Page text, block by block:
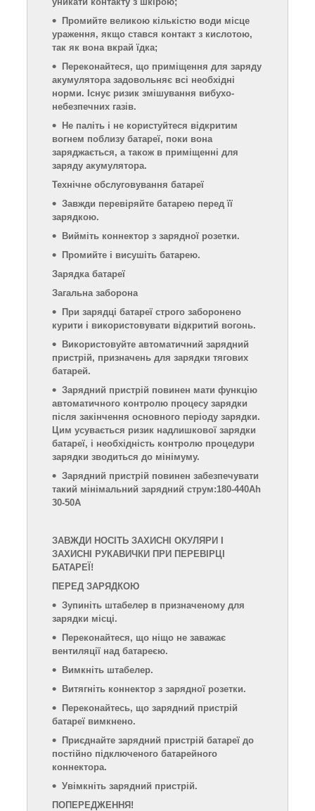
Промийте великою кількістю води місце
ураження, якщо стався контакт з кислотою,
так як вона вкрай їдка;
Переконайтеся, що приміщення для заряду
акумулятора задовольняє всі необхідні
норми. Існує ризик змішування вибухо-
небезпечних газів.
Не паліть і не користуйтеся відкритим
вогнем поблизу батареї, поки вона
заряджається, а також в приміщенні для
заряду акумулятора.
Технічне обслуговування батареї
Завжди перевіряйте батарею перед її
зарядкою.
Вийміть коннектор з зарядної розетки.
Промийте і висушіть батарею.
Зарядка батареї
Загальна заборона
При зарядці батареї строго заборонено
курити і використовувати відкритий вогонь.
Використовуйте автоматичний зарядний
пристрій, призначень для зарядки тягових
батарей.
Зарядний пристрій повинен мати функцію
автоматичного контролю процесу зарядки
після закінчення основного періоду зарядки.
Цим усувається ризик надлишкової зарядки
батареї, і необхідність контролю процедури
зарядки зводиться до мінімуму.
Зарядний пристрій повинен забезпечувати
такий мінімальний зарядний струм:180-440Ah
30-50A
ЗАВЖДИ НОСІТЬ ЗАХИСНІ ОКУЛЯРИ І
ЗАХИСНІ РУКАВИЧКИ ПРИ ПЕРЕВІРЦІ
БАТАРЕЇ!
ПЕРЕД ЗАРЯДКОЮ
Зупиніть штабелер в призначеному для
зарядки місці.
Переконайтеся, що ніщо не заважає
вентиляції над батареєю.
Вимкніть штабелер.
Витягніть коннектор з зарядної розетки.
Переконайтесь, що зарядний пристрій
батареї вимкнено.
Приєднайте зарядний пристрій батареї до
постійно підключеного батарейного
коннектора.
Увімкніть зарядний пристрій.
ПОПЕРЕДЖЕННЯ!